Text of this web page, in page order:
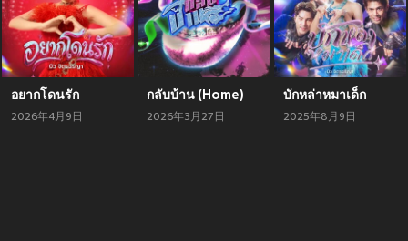
อยากโดนรัก
2026年4月9日
กลับบ้าน (Home)
2026年3月27日
บักหล่าหมาเด็ก
2025年8月9日